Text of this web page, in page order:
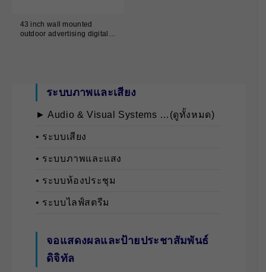
43 inch wall mounted
outdoor advertising digital
ระบบภาพและเสียง
► Audio & Visual Systems …(ดูทั้งหมด)
• ระบบเสียง
• ระบบภาพและแสง
• ระบบห้องประชุม
• ระบบไลฟ์สตรีม
จอแสดงผลและป้ายประชาสัมพันธ์
ดิจิทัล